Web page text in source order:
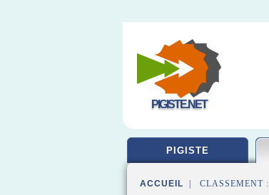
PIGISTE.NET
PIGISTE
ACCUEIL | CLASSEMENT :